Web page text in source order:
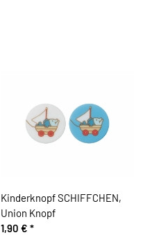
Kinderknopf SCHIFFCHEN,
Union Knopf
1,90 € *